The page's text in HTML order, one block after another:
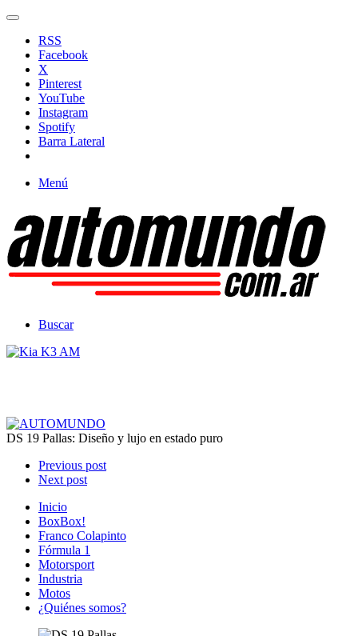
RSS
Facebook
X
Pinterest
YouTube
Instagram
Spotify
Barra Lateral
Menú
Buscar
DS 19 Pallas: Diseño y lujo en estado puro
Previous post
Next post
Inicio
BoxBox!
Franco Colapinto
Fórmula 1
Motorsport
Industria
Motos
¿Quiénes somos?